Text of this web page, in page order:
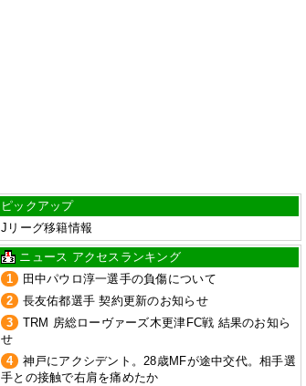
ピックアップ
Jリーグ移籍情報
ニュース アクセスランキング
1
田中パウロ淳一選手の負傷について
2
長友佑都選手 契約更新のお知らせ
3
TRM 房総ローヴァーズ木更津FC戦 結果のお知ら
せ
4
神戸にアクシデント。28歳MFが途中交代。相手選
手との接触で右肩を痛めたか